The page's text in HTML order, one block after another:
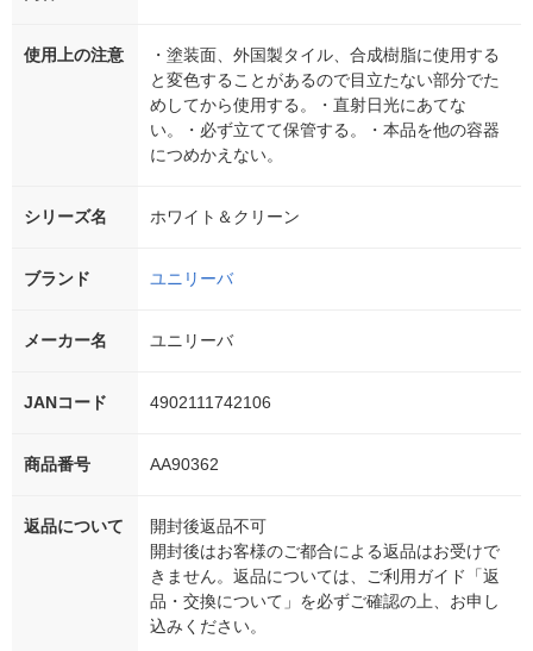
使用上の注意
・塗装面、外国製タイル、合成樹脂に使用する
と変色することがあるので目立たない部分でた
めしてから使用する。・直射日光にあてな
い。・必ず立てて保管する。・本品を他の容器
につめかえない。
シリーズ名 ホワイト＆クリーン
ブランド ユニリーバ
メーカー名 ユニリーバ
JANコード 4902111742106
商品番号 AA90362
返品について
開封後返品不可
開封後はお客様のご都合による返品はお受けで
きません。返品については、ご利用ガイド「返
品・交換について」を必ずご確認の上、お申し
込みください。